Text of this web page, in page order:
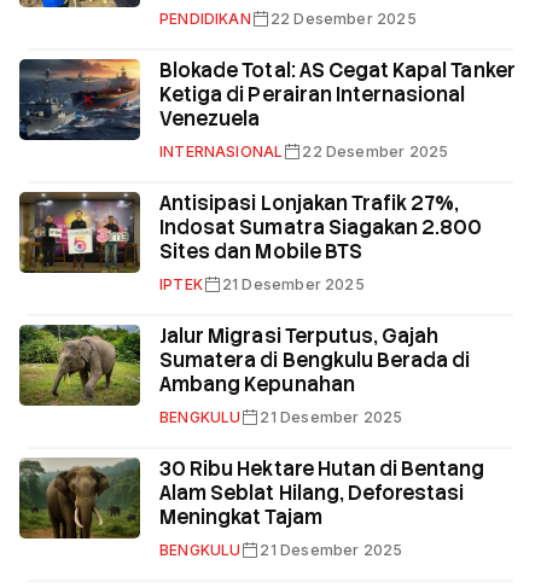
PENDIDIKAN 22 Desember 2025
Blokade Total: AS Cegat Kapal Tanker
Ketiga di Perairan Internasional
Venezuela
INTERNASIONAL 22 Desember 2025
Antisipasi Lonjakan Trafik 27%,
Indosat Sumatra Siagakan 2.800
Sites dan Mobile BTS
IPTEK 21 Desember 2025
Jalur Migrasi Terputus, Gajah
Sumatera di Bengkulu Berada di
Ambang Kepunahan
BENGKULU 21 Desember 2025
30 Ribu Hektare Hutan di Bentang
Alam Seblat Hilang, Deforestasi
Meningkat Tajam
BENGKULU 21 Desember 2025